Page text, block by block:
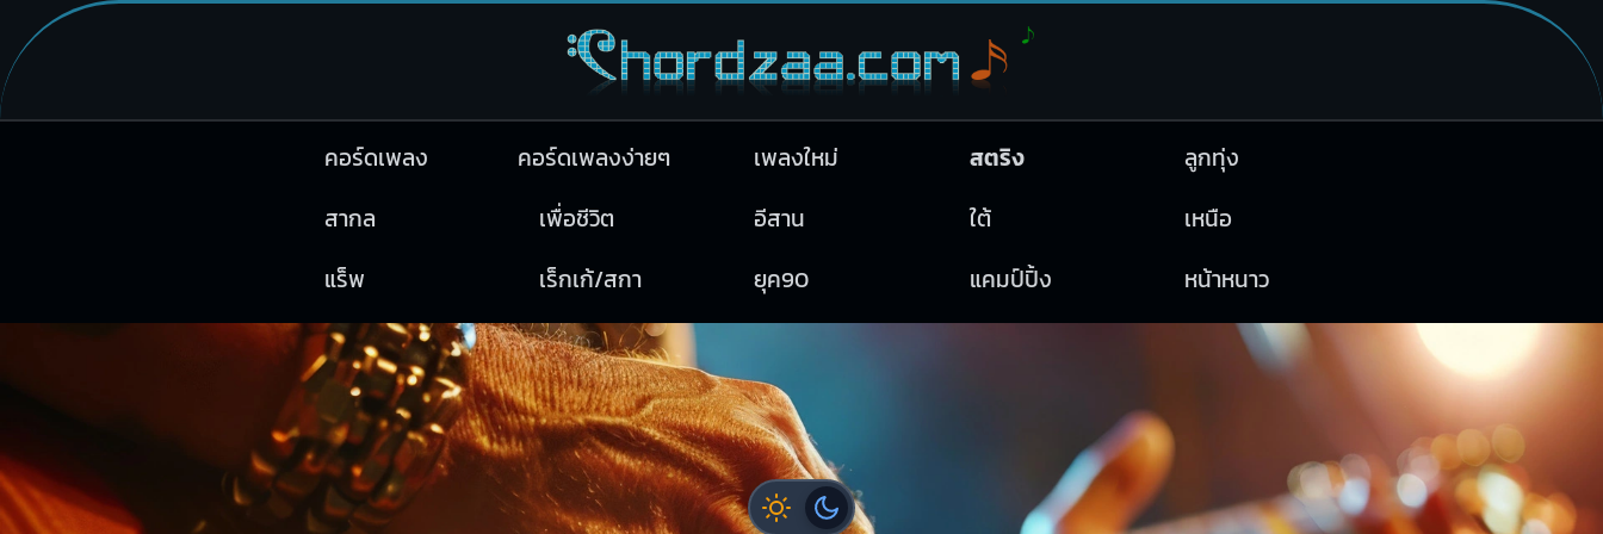
คอร์ดเพลง คอร์ดเพลงง่ายๆ เพลงใหม่ สตริง
ลูกทุ่ง
สากล
เพื่อชีวิต อีสาน ใต้
เหนือ
แร็พ
เร็กเก้/สกา ยุค90 แคมป์ปิ้ง หน้าหนาว